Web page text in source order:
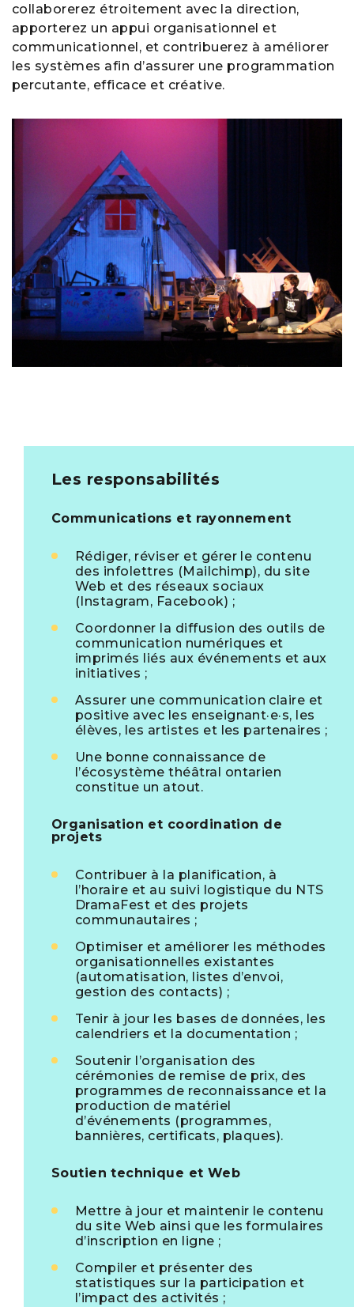
collaborerez étroitement avec la direction,
apporterez un appui organisationnel et
communicationnel, et contribuerez à améliorer
les systèmes afin d’assurer une programmation
percutante, efficace et créative.
Les responsabilités
Communications et rayonnement
Rédiger, réviser et gérer le contenu
des infolettres (Mailchimp), du site
Web et des réseaux sociaux
(Instagram, Facebook) ;
Coordonner la diffusion des outils de
communication numériques et
imprimés liés aux événements et aux
initiatives ;
Assurer une communication claire et
positive avec les enseignant·e·s, les
élèves, les artistes et les partenaires ;
Une bonne connaissance de
l’écosystème théâtral ontarien
constitue un atout.
Organisation et coordination de
projets
Contribuer à la planification, à
l’horaire et au suivi logistique du NTS
DramaFest et des projets
communautaires ;
Optimiser et améliorer les méthodes
organisationnelles existantes
(automatisation, listes d’envoi,
gestion des contacts) ;
Tenir à jour les bases de données, les
calendriers et la documentation ;
Soutenir l’organisation des
cérémonies de remise de prix, des
programmes de reconnaissance et la
production de matériel
d’événements (programmes,
bannières, certificats, plaques).
Soutien technique et Web
Mettre à jour et maintenir le contenu
du site Web ainsi que les formulaires
d’inscription en ligne ;
Compiler et présenter des
statistiques sur la participation et
l’impact des activités ;